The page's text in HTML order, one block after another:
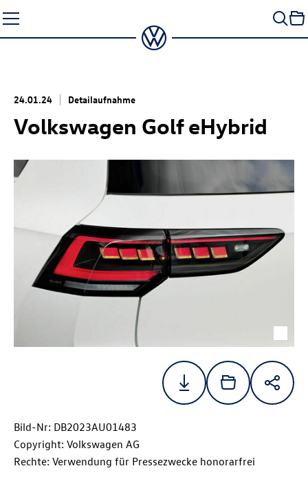
Seiteninhalt
springen
24.01.24 Detailaufnahme
Volkswagen Golf eHybrid
Bild-Nr: DB2023AU01483
Copyright: Volkswagen AG
Rechte: Verwendung für Pressezwecke honorarfrei